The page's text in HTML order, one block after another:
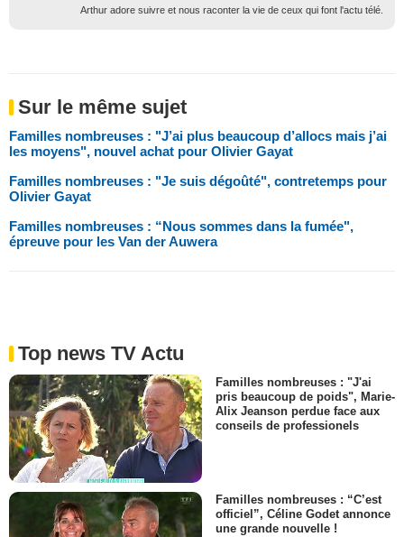
Arthur adore suivre et nous raconter la vie de ceux qui font l'actu télé.
Sur le même sujet
Familles nombreuses : "J’ai plus beaucoup d’allocs mais j’ai
les moyens", nouvel achat pour Olivier Gayat
Familles nombreuses : "Je suis dégoûté", contretemps pour
Olivier Gayat
Familles nombreuses : “Nous sommes dans la fumée",
épreuve pour les Van der Auwera
Top news TV Actu
Familles nombreuses : "J'ai
pris beaucoup de poids", Marie-
Alix Jeanson perdue face aux
conseils de professionels
Familles nombreuses : “C’est
officiel”, Céline Godet annonce
une grande nouvelle !